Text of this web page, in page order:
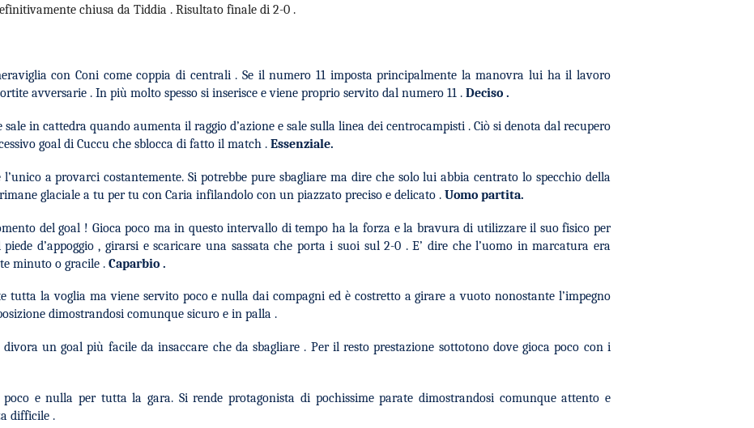
chiusa da Tiddia . Risultato finale di 2-0 .
con Coni come coppia di centrali . Se il numero 11 imposta principalmente la manovra lui ha il lavoro
avversarie . In più molto spesso si inserisce e viene proprio servito dal numero 11 . Deciso .
sale in cattedra quando aumenta il raggio d’azione e sale sulla linea dei centrocampisti . Ciò si denota dal recupero
goal di Cuccu che sblocca di fatto il match . Essenziale.
l’unico a provarci costantemente. Si potrebbe pure sbagliare ma dire che solo lui abbia centrato lo specchio della
glaciale a tu per tu con Caria infilandolo con un piazzato preciso e delicato . Uomo partita.
del goal ! Gioca poco ma in questo intervallo di tempo ha la forza e la bravura di utilizzare il suo fisico per
d’appoggio , girarsi e scaricare una sassata che porta i suoi sul 2-0 . E’ dire che l’uomo in marcatura era
minuto o gracile . Caparbio .
tutta la voglia ma viene servito poco e nulla dai compagni ed è costretto a girare a vuoto nonostante l’impegno
dimostrandosi comunque sicuro e in palla .
un goal più facile da insaccare che da sbagliare . Per il resto prestazione sottotono dove gioca poco con i
poco e nulla per tutta la gara. Si rende protagonista di pochissime parate dimostrandosi comunque attento e
difficile .